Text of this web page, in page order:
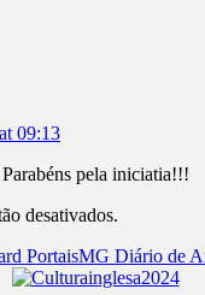
09:13
pela iniciatia!!!
desativados.